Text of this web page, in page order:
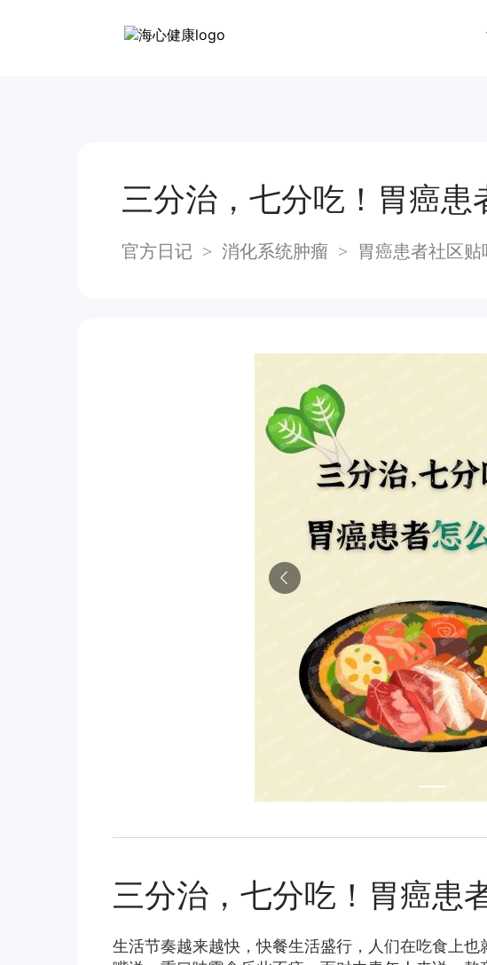
三分治，七分吃！胃癌患
官方日记 > 消化系统肿瘤 > 胃癌患者社区贴
三分治，七分吃！胃癌患
生活节奏越来越快，快餐生活盛行，人们在吃食上也